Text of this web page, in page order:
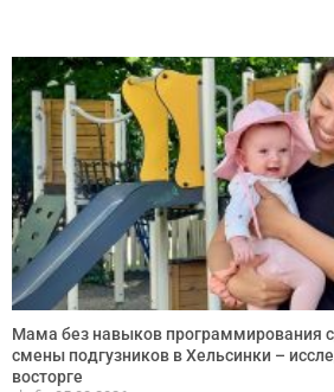
Мама без навыков программирования
смены подгузников в Хельсинки –
восторге